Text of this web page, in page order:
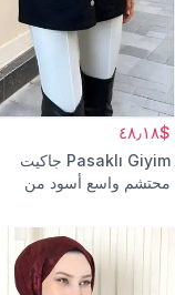
$٤٨٫١٨
Pasaklı Giyim جاكيت
محتشم واسع أسود من